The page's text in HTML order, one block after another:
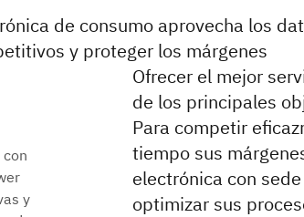
de consumo aprovecha los
y proteger los márgenes
Ofrecer el mejor
de los principales
Para competir
tiempo sus
electrónica con
optimizar sus